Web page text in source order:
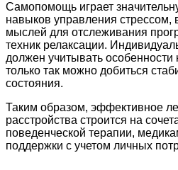
Самопомощь играет
навыков управления стрессом,
мыслей для отслеживания
техник релаксации.
должен учитывать
только так можно добиться
состояния.
Таким образом, эффективное
расстройства строится на
поведенческой терапии,
поддержки с учетом личных